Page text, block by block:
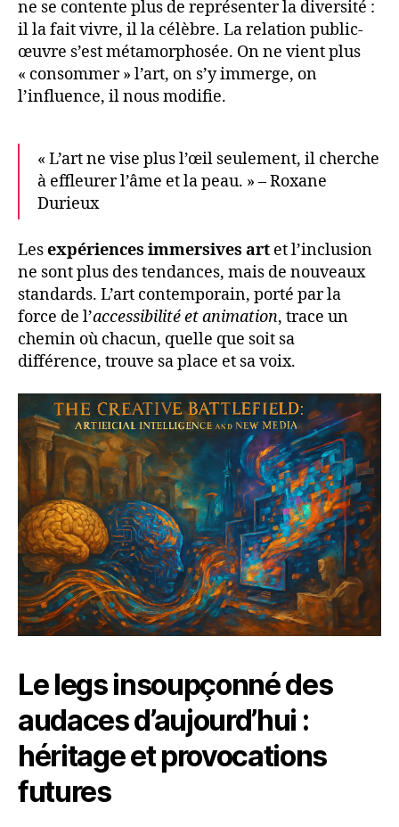
ne se contente plus de représenter la diversité :
il la fait vivre, il la célèbre. La relation public-
œuvre s’est métamorphosée. On ne vient plus
« consommer » l’art, on s’y immerge, on
l’influence, il nous modifie.
« L’art ne vise plus l’œil seulement, il cherche
à effleurer l’âme et la peau. » – Roxane
Durieux
Lesexpériences immersives art et l’inclusion
ne sont plus des tendances, mais de nouveaux
standards. L’art contemporain, porté par la
force de l’accessibilité et animation, trace un
chemin où chacun, quelle que soit sa
différence, trouve sa place et sa voix.
Le legs insoupçonné des
audaces d’aujourd’hui :
héritage et provocations
futures